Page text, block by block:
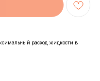
расход жидкости в